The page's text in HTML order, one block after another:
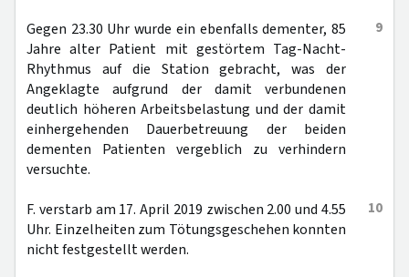
9
Gegen 23.30 Uhr wurde ein ebenfalls dementer, 85
Jahre alter Patient mit gestörtem Tag-Nacht-
Rhythmus auf die Station gebracht, was der
Angeklagte aufgrund der damit verbundenen
deutlich höheren Arbeitsbelastung und der damit
einhergehenden Dauerbetreuung der beiden
dementen Patienten vergeblich zu verhindern
versuchte.
10
F. verstarb am 17. April 2019 zwischen 2.00 und 4.55
Uhr. Einzelheiten zum Tötungsgeschehen konnten
nicht festgestellt werden.